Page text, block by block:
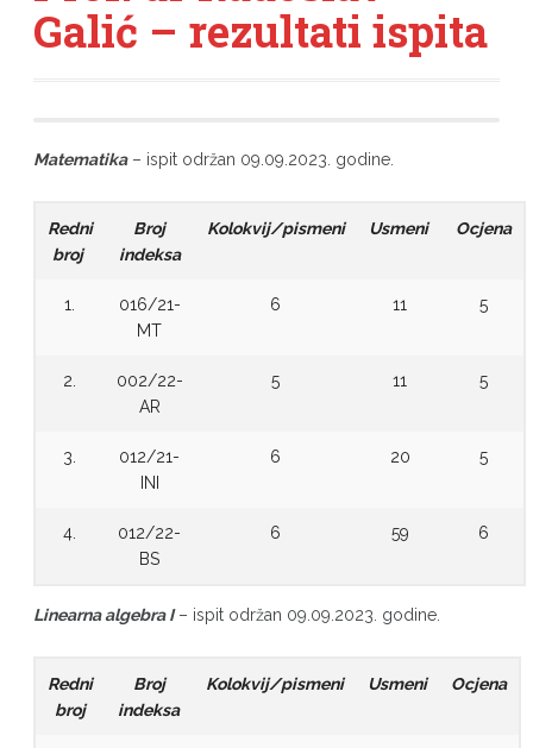
Galić – rezultati ispita
Matematika– ispit održan 09.09.2023. godine.
Redni
broj
Broj
indeksa
Kolokvij/pismeni Usmeni Ocjena
1.
016/21-
MT
6 11 5
2.
002/22-
AR
5 11 5
3.
012/21-
INI
6 20 5
4.
012/22-
BS
6 59 6
Linearna algebra I – ispit održan 09.09.2023. godine.
Redni
broj
Broj
indeksa
Kolokvij/pismeni Usmeni Ocjena